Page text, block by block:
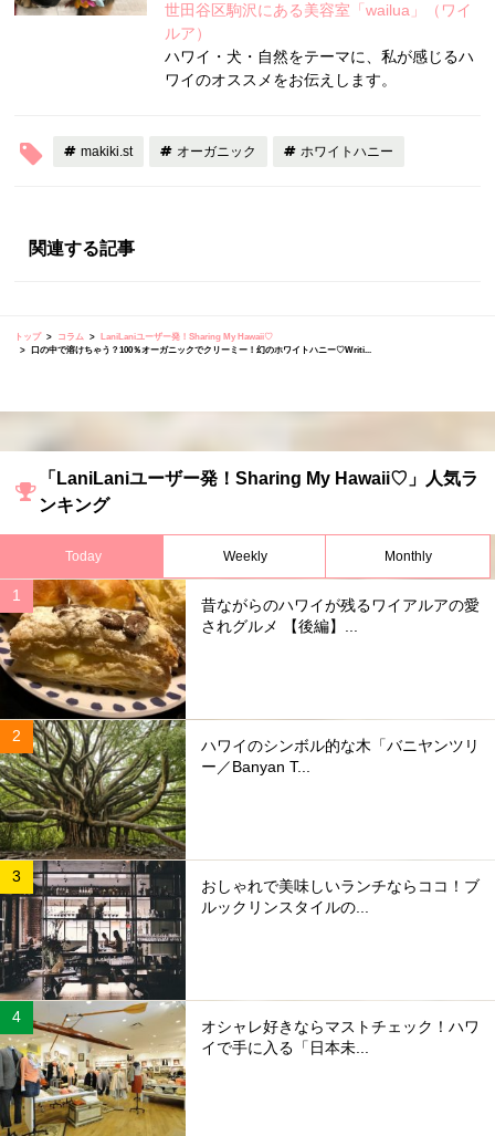
世田谷区駒沢にある美容室「wailua」（ワイ
ルア）
ハワイ・犬・自然をテーマに、私が感じるハ
ワイのオススメをお伝えします。
makiki.st オーガニック ホワイトハニー
関連する記事
トップ コラム
LaniLaniユーザー発！Sharing My Hawaii♡
口の中で溶けちゃう？100％オーガニックでクリーミー！幻のホワイトハニー♡Writi...
「LaniLaniユーザー発！Sharing My Hawaii♡」人気ラ
ンキング
Today Weekly Monthly
昔ながらのハワイが残るワイアルアの愛
されグルメ 【後編】...
ハワイのシンボル的な木「バニヤンツリ
ー／Banyan T...
おしゃれで美味しいランチならココ！ブ
ルックリンスタイルの...
オシャレ好きならマストチェック！ハワ
イで手に入る「日本未...